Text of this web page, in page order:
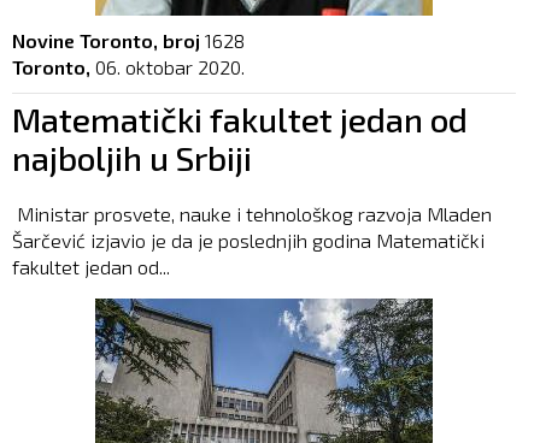
Novine Toronto, broj 1628
Toronto, 06. oktobar 2020.
Matematički fakultet jedan od
najboljih u Srbiji
Ministar prosvete, nauke i tehnološkog razvoja Mladen
Šarčević izjavio je da je poslednjih godina Matematički
fakultet jedan od...